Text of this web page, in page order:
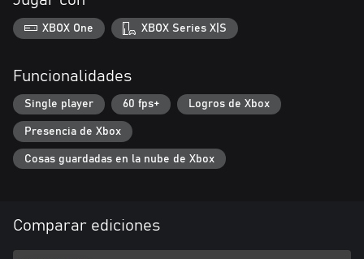
XBOX One XBOX Series X|S
Funcionalidades
Single player 60 fps+ Logros de Xbox
Presencia de Xbox
Cosas guardadas en la nube de Xbox
Comparar ediciones